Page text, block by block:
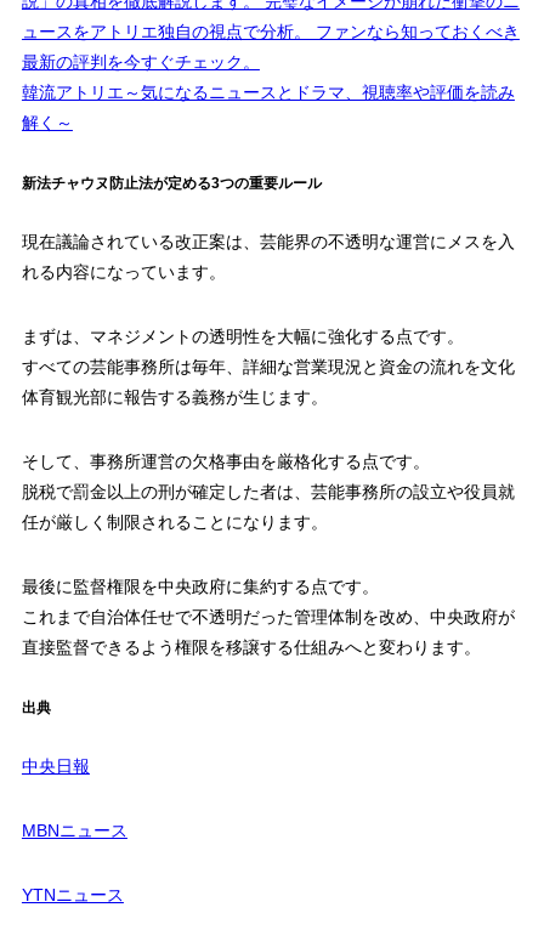
ュースをアトリエ独自の視点で分析。 ファンなら知っておくべき
最新の評判を今すぐチェック。
韓流アトリエ～気になるニュースとドラマ、視聴率や評価を読み
解く～
新法チャウヌ防止法が定める3つの重要ルール
現在議論されている改正案は、芸能界の不透明な運営にメスを入
れる内容になっています。
まずは、マネジメントの透明性を大幅に強化する点です。
すべての芸能事務所は毎年、詳細な営業現況と資金の流れを文化
体育観光部に報告する義務が生じます。
そして、事務所運営の欠格事由を厳格化する点です。
脱税で罰金以上の刑が確定した者は、芸能事務所の設立や役員就
任が厳しく制限されることになります。
最後に監督権限を中央政府に集約する点です。
これまで自治体任せで不透明だった管理体制を改め、中央政府が
直接監督できるよう権限を移譲する仕組みへと変わります。
出典
中央日報
MBNニュース
YTNニュース